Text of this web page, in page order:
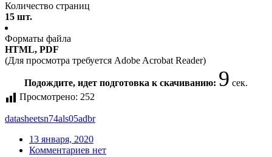
Количество страниц
15 шт.
Форматы файла
HTML, PDF
(Для просмотра требуется Adobe Acrobat Reader)
Подождите, идет подготовка к скачиванию: 9 сек.
Просмотрено: 252
datasheetsn74als05adbr
13 января, 2020
Комментариев нет